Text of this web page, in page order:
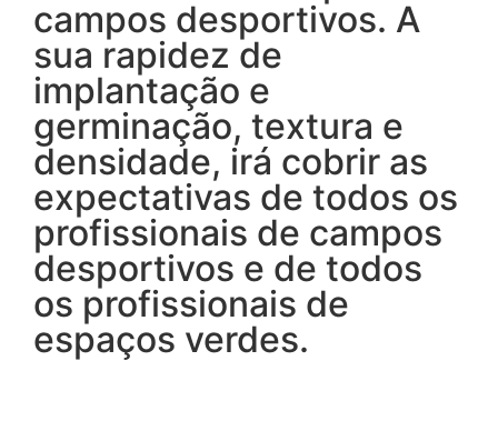
campos desportivos. A
sua rapidez de
implantação e
germinação, textura e
densidade, irá cobrir as
expectativas de todos os
profissionais de campos
desportivos e de todos
os profissionais de
espaços verdes.